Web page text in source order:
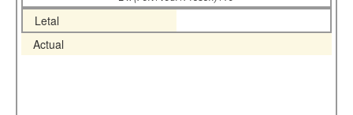
Letal
Actual